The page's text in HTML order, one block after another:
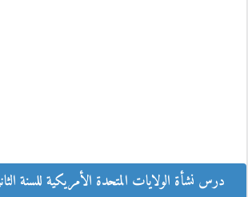
درس نشأة الولايات المتحدة الأمريكية للسنة
الاجتماعيات
درس نشأة الولايات المتحدة الأمريكية للسنة